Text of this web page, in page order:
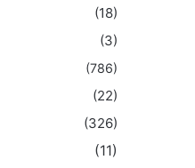
(18)
(3)
(786)
(22)
(326)
(11)